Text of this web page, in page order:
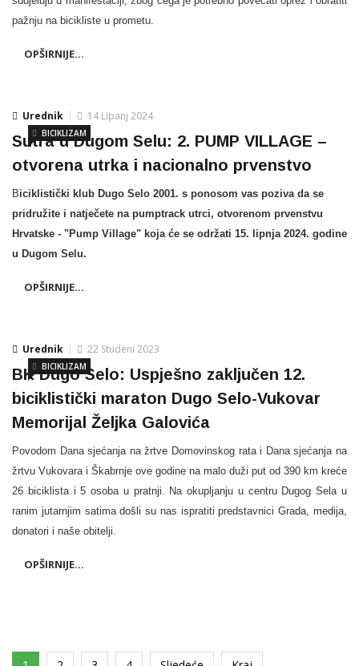
pažnju na bicikliste u prometu.
OPŠIRNIJE...
Urednik
BICIKLIZAM
14 Lipanj 2024
Sutra u Dugom Selu: 2. PUMP VILLAGE –
otvorena utrka i nacionalno prvenstvo
Biciklistički klub Dugo Selo 2001. s ponosom vas poziva da se
pridružite i natječete na pumptrack utrci, otvorenom prvenstvu
Hrvatske - "Pump Village" koja će se održati 15. lipnja 2024. godine
u Dugom Selu.
OPŠIRNIJE...
Urednik
BICIKLIZAM
22 Studeni 2023
BK Dugo Selo: Uspješno zaključen 12.
biciklistički maraton Dugo Selo-Vukovar
Memorijal Željka Galovića
Povodom Dana sjećanja na žrtve Domovinskog rata i Dana sjećanja na
žrtvu Vukovara i Škabrnje ove godine na malo duži put od 390 km kreće
26 biciklista i 5 osoba u pratnji. Na okupljanju u centru Dugog Sela u
ranim jutarnjim satima došli su nas ispratiti predstavnici Grada, medija,
donatori i naše obitelji.
OPŠIRNIJE...